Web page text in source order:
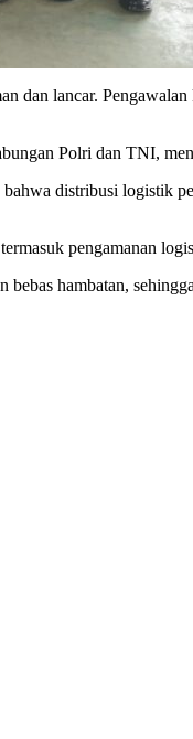
lancar.
Polri dan TNI,
distribusi logistik
pengamanan
hambatan,